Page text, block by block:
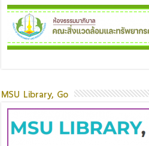
MSU Library, Go